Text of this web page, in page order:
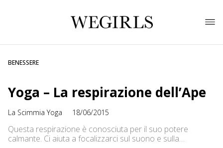
BENESSERE
Yoga – La respirazione dell’Ape
La Scimmia Yoga 18/06/2015
Questa respirazione è conosciuta per il suo potere
calmante. Ci aiuta a focalizzarci sul suono e sulla